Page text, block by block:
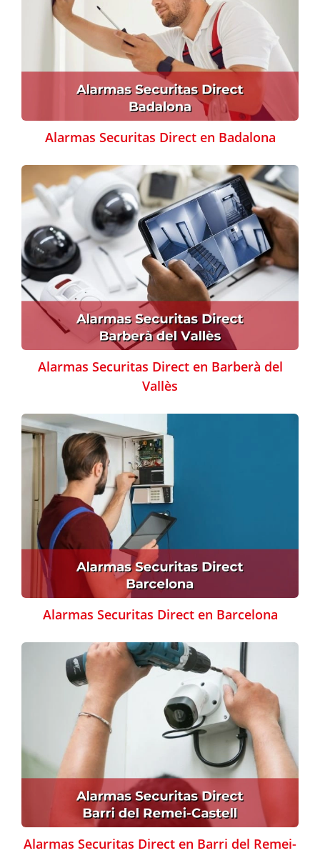
Alarmas Securitas Direct en Badalona
Alarmas Securitas Direct en Barberà del
Vallès
Alarmas Securitas Direct en Barcelona
Alarmas Securitas Direct en Barri del Remei-